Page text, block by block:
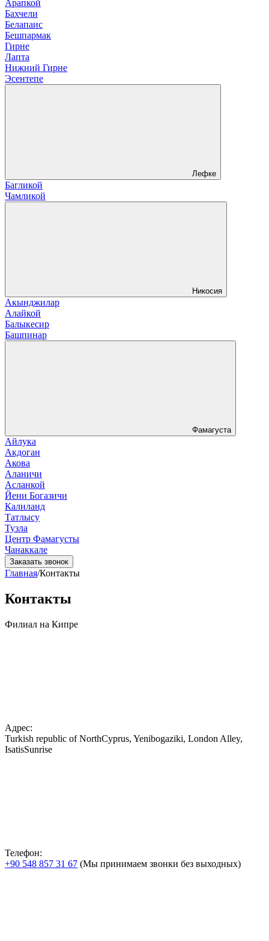
Арапкой
Бахчели
Белапаис
Бешпармак
Гирне
Лапта
Нижний Гирне
Эсентепе
Лефке
Багликой
Чамликой
Никосия
Акынджилар
Алайкой
Балыкесир
Башпинар
Фамагуста
Айлука
Акдоган
Акова
Аланичи
Асланкой
Йени Богазичи
Калиланд
Татлысу
Тузла
Центр Фамагусты
Чанаккале
Заказать звонок
Главная/Контакты
Контакты
Филиал на Кипре
Адрес:
Turkish republic of NorthCyprus, Yenibogaziki, London Alley,
IsatisSunrise
Телефон:
+90 548 857 31 67 (Мы принимаем звонки без выходных)